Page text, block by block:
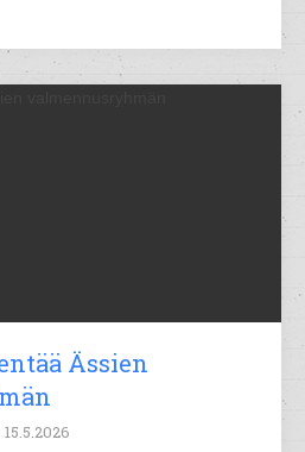
Ässien
15.5.2026